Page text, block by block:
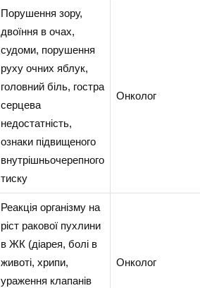
Порушення зору,
двоїння в очах,
судоми, порушення
руху очних яблук,
головний біль, гостра
серцева
недостатність,
ознаки підвищеного
внутрішньочерепного
тиску
Онколог
Реакція організму на
ріст ракової пухлини
в ЖК (діарея, болі в
животі, хрипи,
ураження клапанів
Онколог